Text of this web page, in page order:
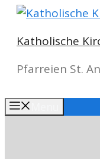
Springe
Inhalt
Katholische
Pfarreien St.